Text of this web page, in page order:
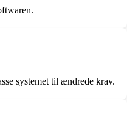
systemet til ændrede krav.